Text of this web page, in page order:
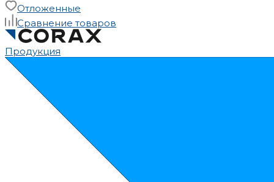
Отложенные
Сравнение товаров
Продукция